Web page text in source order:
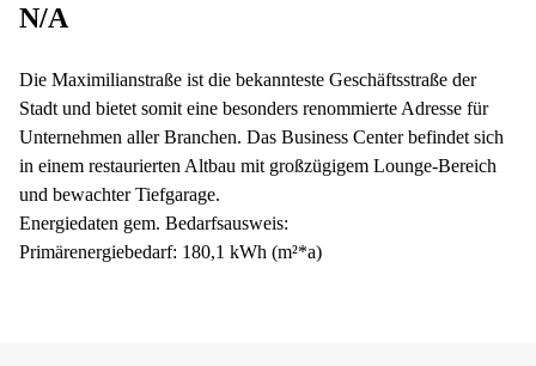
N/A
Die Maximilianstraße ist die bekannteste Geschäftsstraße der
Stadt und bietet somit eine besonders renommierte Adresse für
Unternehmen aller Branchen. Das Business Center befindet sich
in einem restaurierten Altbau mit großzügigem Lounge-Bereich
und bewachter Tiefgarage.
Energiedaten gem. Bedarfsausweis:
Primärenergiebedarf: 180,1 kWh (m²*a)